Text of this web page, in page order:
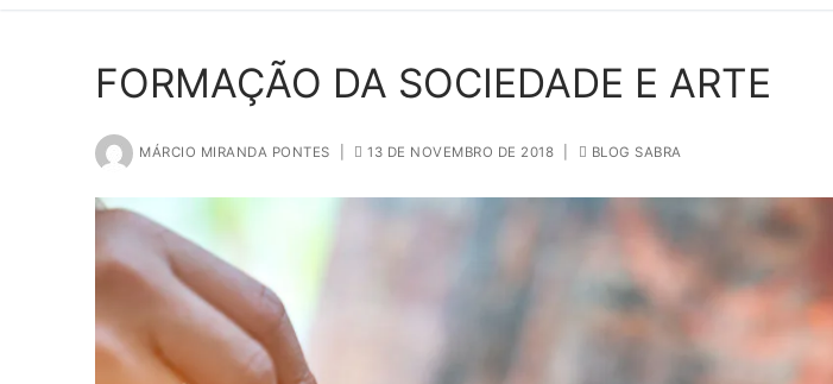
FORMAÇÃO DA SOCIEDADE E ARTE
MÁRCIO MIRANDA PONTES 13 DE NOVEMBRO DE 2018 BLOG SABRA